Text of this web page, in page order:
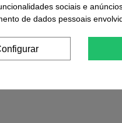
SEGURANÇAsociais e
de dados pessoais